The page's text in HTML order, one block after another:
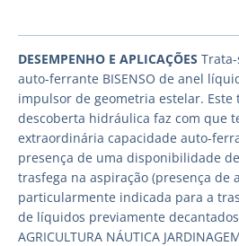
DESEMPENHO E APLICAÇÕES
auto-ferrante BISENSO de anel
impulsor de geometria estelar. Este
descoberta hidráulica faz com que
extraordinária capacidade auto-
presença de uma disponibilidade
trasfega na aspiração (presença de
particularmente indicada para a
de líquidos previamente
AGRICULTURA NÁUTICA